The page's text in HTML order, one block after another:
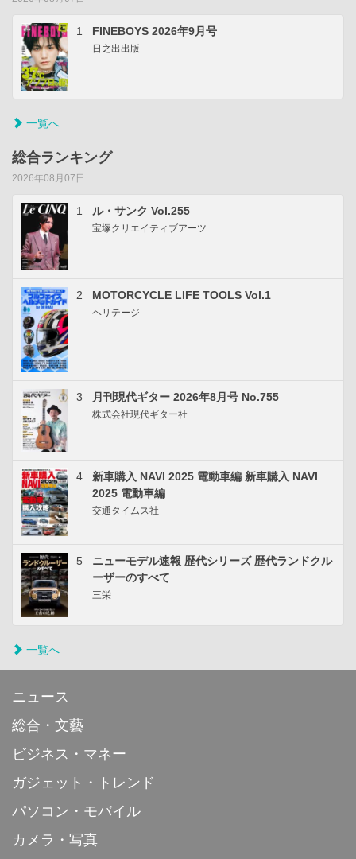
1 FINEBOYS 2026年9月号
日之出出版
一覧へ
総合ランキング
2026年08月07日
1 ル・サンク Vol.255
宝塚クリエイティブアーツ
2 MOTORCYCLE LIFE TOOLS Vol.1
ヘリテージ
3 月刊現代ギター 2026年8月号 No.755
株式会社現代ギター社
4
新車購入 NAVI 2025 電動車編 新車購入 NAVI
2025 電動車編
交通タイムス社
5
ニューモデル速報 歴代シリーズ 歴代ランドクル
ーザーのすべて
三栄
一覧へ
ニュース
総合・文藝
ビジネス・マネー
ガジェット・トレンド
パソコン・モバイル
カメラ・写真